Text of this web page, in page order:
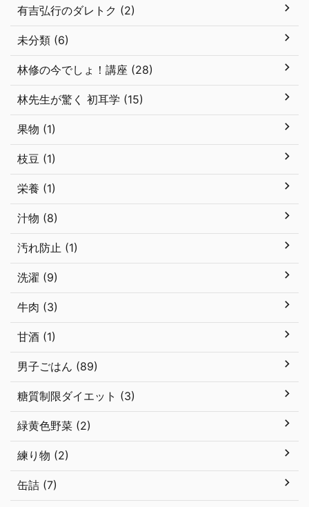
有吉弘行のダレトク (2)
未分類 (6)
林修の今でしょ！講座 (28)
林先生が驚く 初耳学 (15)
果物 (1)
枝豆 (1)
栄養 (1)
汁物 (8)
汚れ防止 (1)
洗濯 (9)
牛肉 (3)
甘酒 (1)
男子ごはん (89)
糖質制限ダイエット (3)
緑黄色野菜 (2)
練り物 (2)
缶詰 (7)